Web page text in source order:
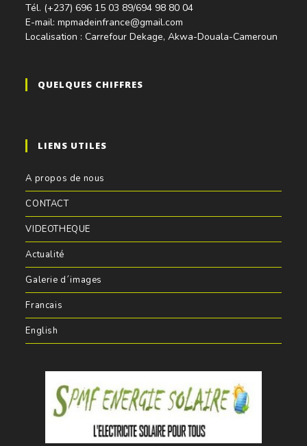
Tél. (+237) 696 15 03 89/694 98 80 04
E-mail: mpmadeinfrance@gmail.com
Localisation : Carrefour Dekage, Akwa-Douala-Cameroun
QUELQUES CHIFFRES
LIENS UTILES
A propos de nous
CONTACT
VIDEOTHEQUE
Actualité
Galerie d´images
Francais
English